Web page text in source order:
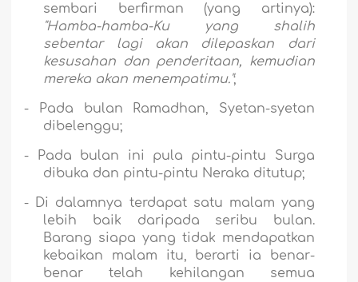
sembari berfirman (yang artinya):
"Hamba-hamba-Ku yang shalih
sebentar lagi akan dilepaskan dari
kesusahan dan penderitaan, kemudian
mereka akan menempatimu.";
-
Pada bulan Ramadhan, Syetan-syetan
dibelenggu;
-
Pada bulan ini pula pintu-pintu Surga
dibuka dan pintu-pintu Neraka ditutup;
-
Di dalamnya terdapat satu malam yang
lebih baik daripada seribu bulan.
Barang siapa yang tidak mendapatkan
kebaikan malam itu, berarti ia benar-
benar telah kehilangan semua